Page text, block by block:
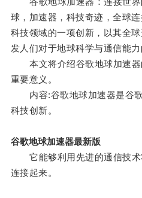
球，加速器，科技奇迹，全球
科技领域的一项创新，以其全
发人们对于地球科学与通信能力
本文将介绍谷歌地球加速器
重要意义。
内容:谷歌地球加速器是谷歌
科技创新。
谷歌地球加速器最新版
它能够利用先进的通信技术
连接起来。